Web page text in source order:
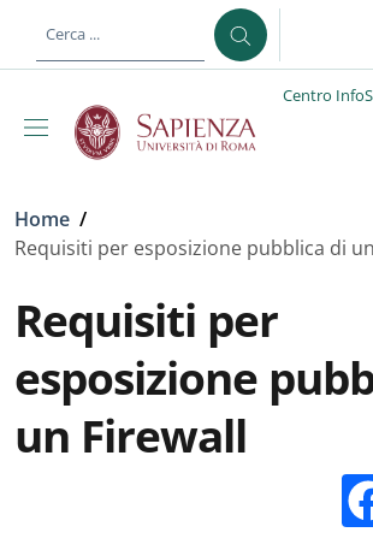
al contenuto principale
Centro
Briciole di pane
Home /
Requisiti per esposizione pubblica di
Requisiti per
esposizione
un Firewall